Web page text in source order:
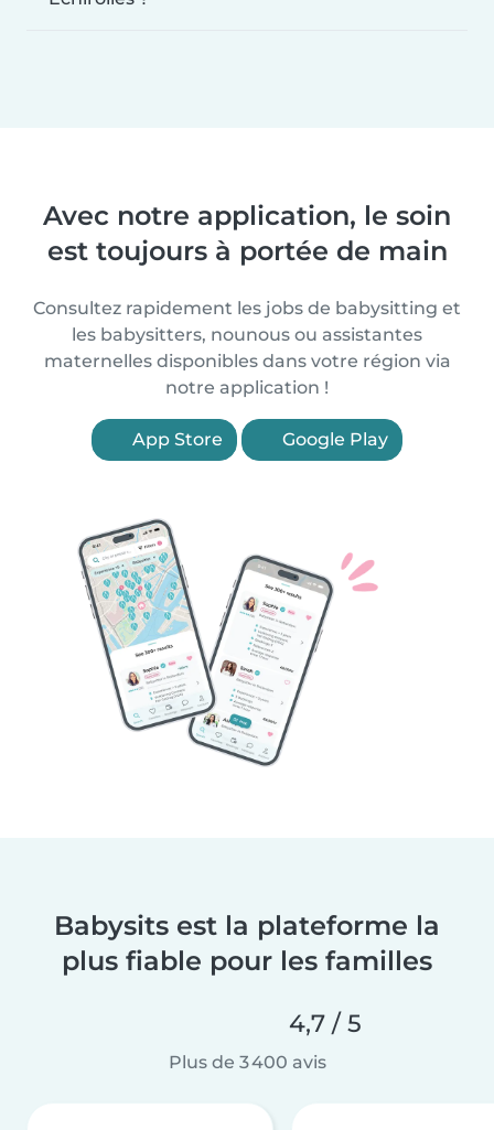
Avec notre application, le soin
est toujours à portée de main
Consultez rapidement les jobs de babysitting et
les babysitters, nounous ou assistantes
maternelles disponibles dans votre région via
notre application !
App Store Google Play
Babysits est la plateforme la
plus fiable pour les familles
4,7 / 5
Plus de 3 400 avis